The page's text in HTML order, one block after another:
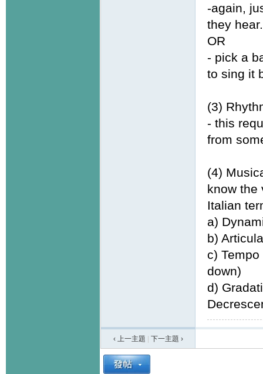
-again,
they hear.
OR
- pick a
to sing it
(3)
- this
from
(4)
know the
Italian
a)
b)
c)
down)
d)
‹ 上一主題 下一主題 ›